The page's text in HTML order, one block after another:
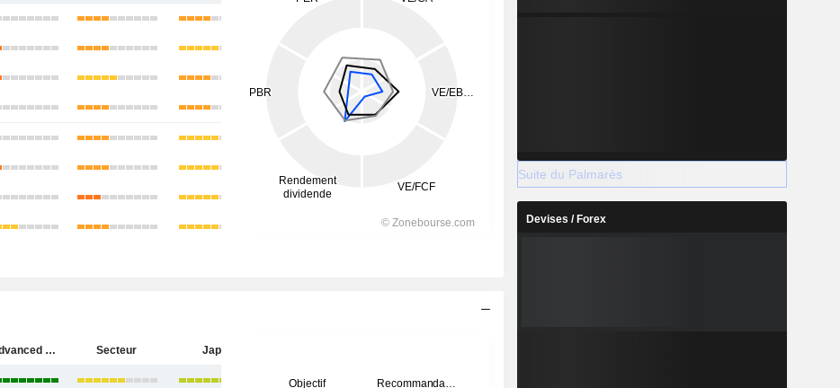
JX Advanced Metals Corporation Secteur Japon
Suite du Palmarès
Devises / Forex